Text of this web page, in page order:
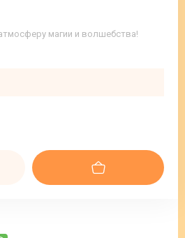
магии и волшебства!